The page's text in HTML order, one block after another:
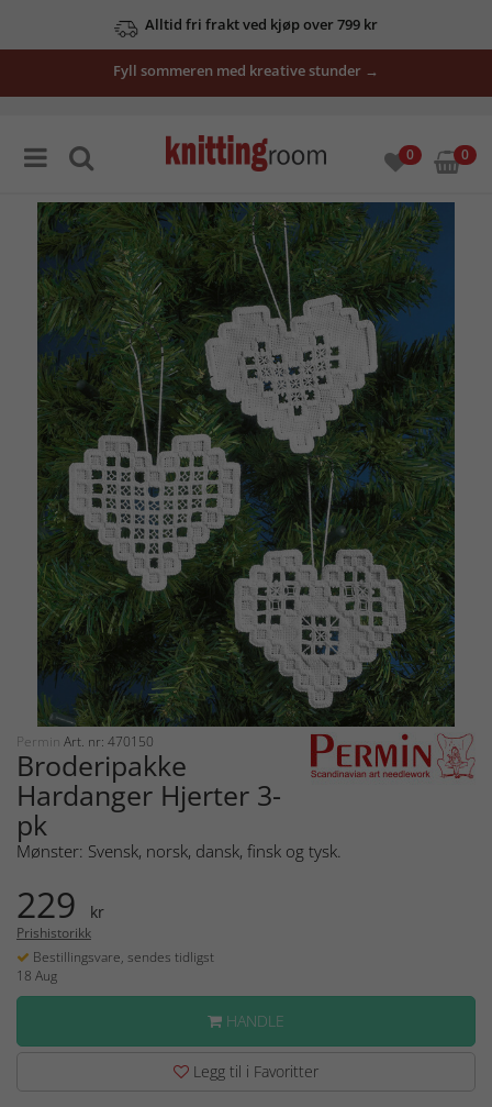
Alltid fri frakt ved kjøp over 799 kr
Fyll sommeren med kreative stunder →
0 0
Permin Art. nr: 470150
Broderipakke
Hardanger Hjerter 3-
pk
Mønster: Svensk, norsk, dansk, finsk og tysk.
229 kr
Prishistorikk
Bestillingsvare, sendes tidligst
18 Aug
HANDLE
Legg til i Favoritter